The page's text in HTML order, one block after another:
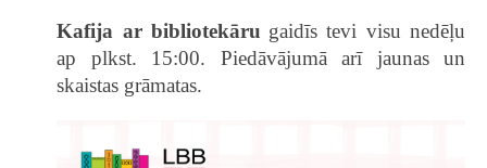
Kafija ar bibliotekāru gaidīs tevi visu nedēļu
ap plkst. 15:00. Piedāvājumā arī jaunas un
skaistas grāmatas.